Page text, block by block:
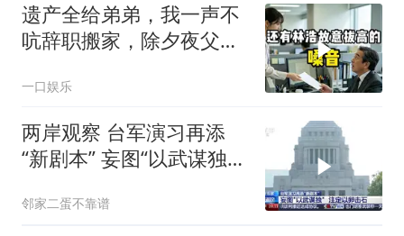
遗产全给弟弟，我一声不
吭辞职搬家，除夕夜父亲
一口娱乐
两岸观察 台军演习再添
“新剧本” 妄图“以武谋独”
邻家二蛋不靠谱